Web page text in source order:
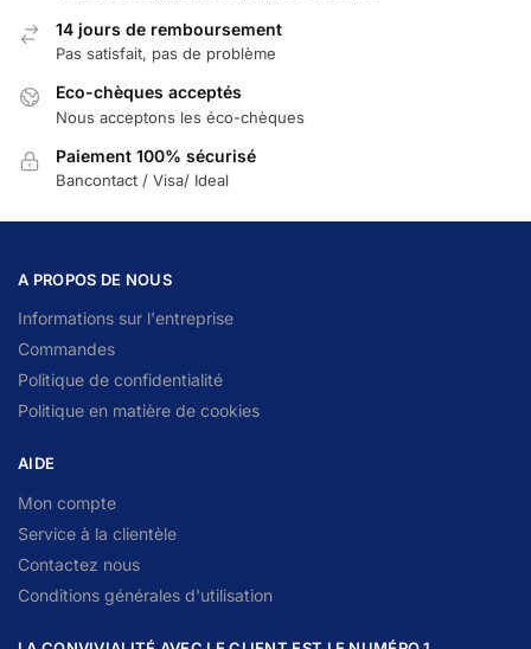
14 jours de remboursement
Pas satisfait, pas de problème
Eco-chèques acceptés
Nous acceptons les éco-chèques
Paiement 100% sécurisé
Bancontact / Visa/ Ideal
A PROPOS DE NOUS
Informations sur l'entreprise
Commandes
Politique de confidentialité
Politique en matière de cookies
AIDE
Mon compte
Service à la clientèle
Contactez nous
Conditions générales d'utilisation